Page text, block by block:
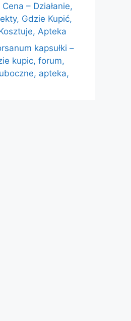
– Działanie,
Gdzie Kupić,
Apteka
kapsułki –
kupic, forum,
apteka,